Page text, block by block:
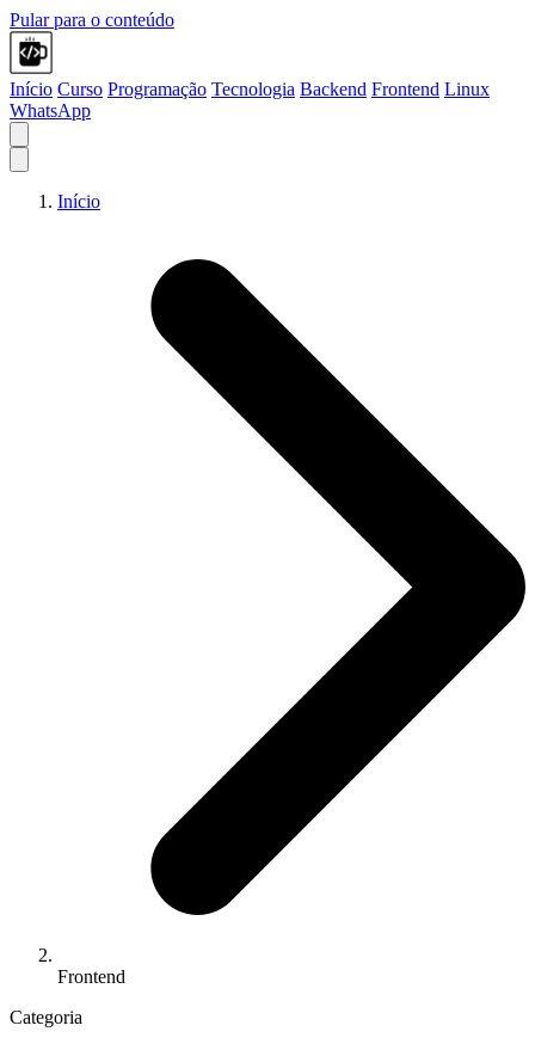
Pular para o conteúdo
Início Curso Programação Tecnologia Backend Frontend Linux
WhatsApp
Início
Frontend
Categoria